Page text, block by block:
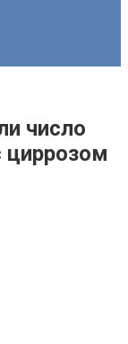
число
циррозом